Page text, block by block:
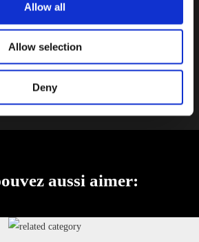
Allow all
Allow selection
Deny
aussi aimer: